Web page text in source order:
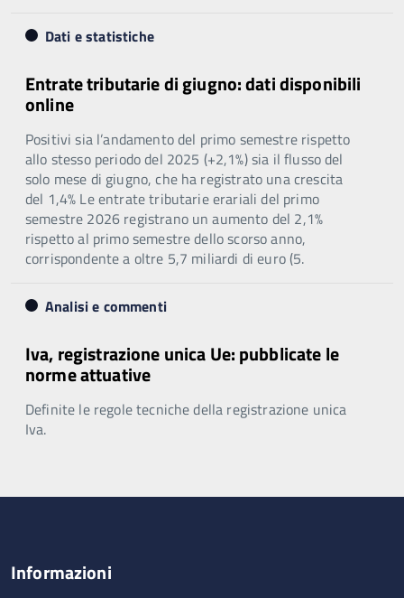
Dati e statistiche
Entrate tributarie di giugno: dati disponibili
online
Positivi sia l’andamento del primo semestre rispetto
allo stesso periodo del 2025 (+2,1%) sia il flusso del
solo mese di giugno, che ha registrato una crescita
del 1,4% Le entrate tributarie erariali del primo
semestre 2026 registrano un aumento del 2,1%
rispetto al primo semestre dello scorso anno,
corrispondente a oltre 5,7 miliardi di euro (5.
Analisi e commenti
Iva, registrazione unica Ue: pubblicate le
norme attuative
Definite le regole tecniche della registrazione unica
Iva.
Informazioni